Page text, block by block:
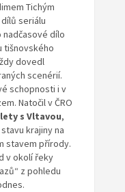
Tichým
seriálu
nadčasové dílo
tišnovského
dovedl
scenérií.
schopnosti i v
Natočil v ČRO
s Vltavou,
krajiny na
stavem přírody.
v okolí řeky
z pohledu